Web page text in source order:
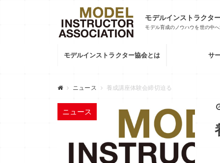
モデルインストラクタ
モデル育成のノウハウを世の中
モデルインストラクター協会とは サ
ニュース 養成講座体験会締切迫る
ニュース